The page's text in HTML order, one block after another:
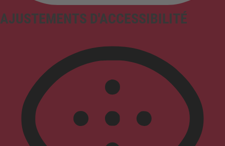
AJUSTEMENTS D'ACCESSIBILITÉ